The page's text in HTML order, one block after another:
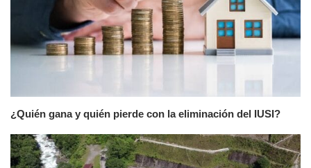
¿Quién gana y quién pierde con la eliminación del IUSI?